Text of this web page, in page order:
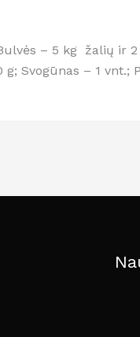
– 5 kg žalių ir
Svogūnas – 1 vnt.;